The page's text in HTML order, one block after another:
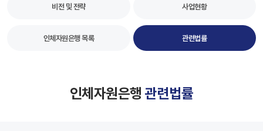
비전 및 전략 사업현황
인체자원은행 목록 관련법률
인체자원은행관련법률